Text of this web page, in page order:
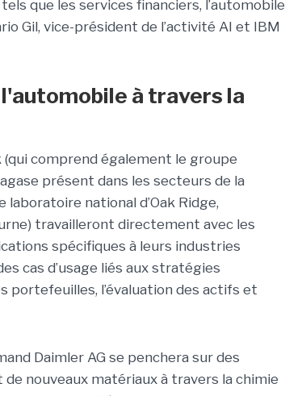
que les services financiers, l’automobile
Gil, vice-président de l’activité AI et IBM
à travers la
comprend également le groupe
présent dans les secteurs de la
laboratoire national d’Oak Ridge,
travailleront directement avec les
spécifiques à leurs industries
cas d’usage liés aux stratégies
portefeuilles, l’évaluation des actifs et
Daimler AG se penchera sur des
nouveaux matériaux à travers la chimie